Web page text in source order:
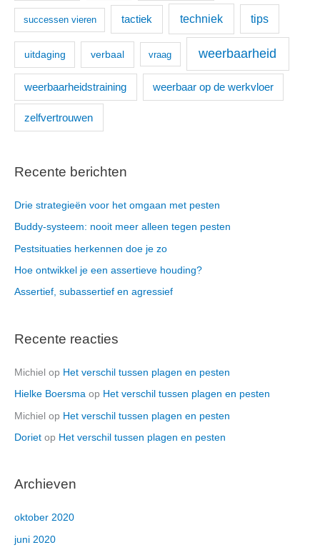
successen vieren tactiek techniek tips
uitdaging verbaal vraag weerbaarheid
weerbaarheidstraining weerbaar op de werkvloer
zelfvertrouwen
Recente berichten
Drie strategieën voor het omgaan met pesten
Buddy-systeem: nooit meer alleen tegen pesten
Pestsituaties herkennen doe je zo
Hoe ontwikkel je een assertieve houding?
Assertief, subassertief en agressief
Recente reacties
Michiel op Het verschil tussen plagen en pesten
Hielke Boersma op Het verschil tussen plagen en pesten
Michiel op Het verschil tussen plagen en pesten
Doriet op Het verschil tussen plagen en pesten
Archieven
oktober 2020
juni 2020